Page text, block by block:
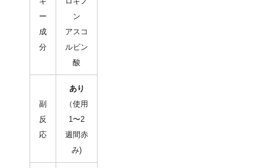
ー
成
分
ン
アスコ
ルビン
酸
副
反
応
あり
（使用
1〜2
週間赤
み)